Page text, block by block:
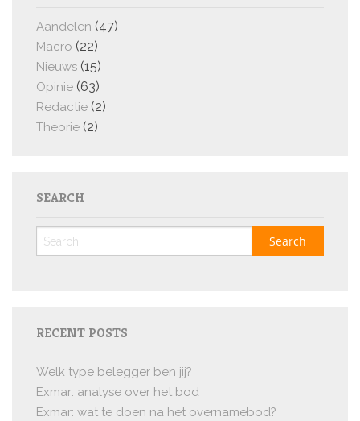
Aandelen (47)
Macro (22)
Nieuws (15)
Opinie (63)
Redactie (2)
Theorie (2)
SEARCH
RECENT POSTS
Welk type belegger ben jij?
Exmar: analyse over het bod
Exmar: wat te doen na het overnamebod?